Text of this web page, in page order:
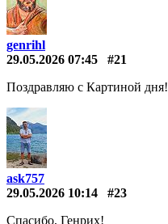
genrihl
29.05.2026 07:45
#21
Поздравляю с Картиной дня!
ask757
29.05.2026 10:14
#23
Спасибо, Генрих!